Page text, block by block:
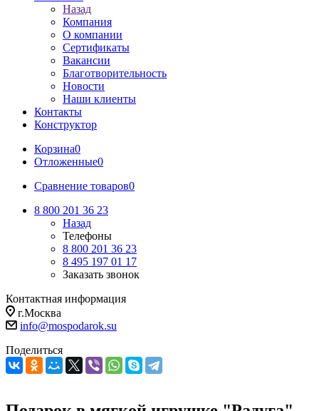
Назад
Компания
О компании
Сертификаты
Вакансии
Благотворительность
Новости
Наши клиенты
Контакты
Конструктор
Корзина0
Отложенные0
Сравнение товаров0
8 800 201 36 23
Назад
Телефоны
8 800 201 36 23
8 495 197 01 17
Заказать звонок
Контактная информация
г.Москва
info@mospodarok.su
Поделиться